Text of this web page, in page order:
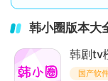
韩小圈版本大
国产软